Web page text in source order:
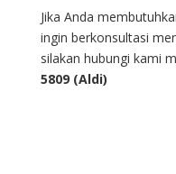
Jika Anda
ingin berkonsultasi
silakan hubungi kami
5809 (Aldi)